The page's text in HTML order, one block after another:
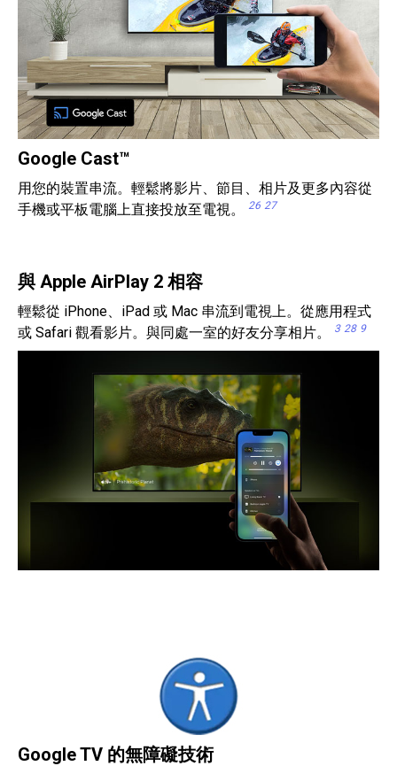
Google Cast™
用您的裝置串流。輕鬆將影片、節目、相片及更多內容從
手機或平板電腦上直接投放至電視。
26 27
與 Apple AirPlay 2 相容
輕鬆從 iPhone、iPad 或 Mac 串流到電視上。從應用程式
或 Safari 觀看影片。與同處一室的好友分享相片。
3 28 9
Google TV 的無障礙技術